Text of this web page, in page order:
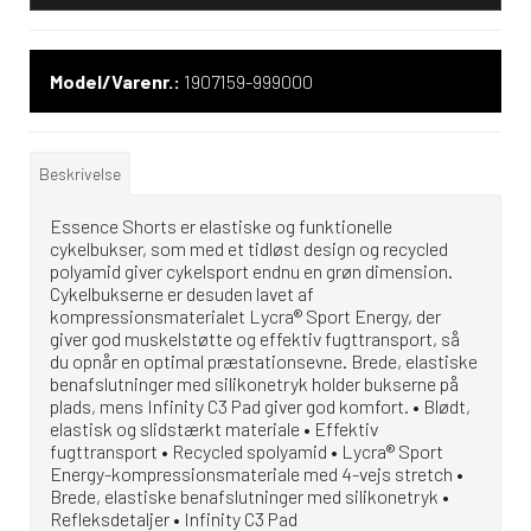
Model/Varenr.: 1907159-999000
Beskrivelse
Essence Shorts er elastiske og funktionelle
cykelbukser, som med et tidløst design og recycled
polyamid giver cykelsport endnu en grøn dimension.
Cykelbukserne er desuden lavet af
kompressionsmaterialet Lycra® Sport Energy, der
giver god muskelstøtte og effektiv fugttransport, så
du opnår en optimal præstationsevne. Brede, elastiske
benafslutninger med silikonetryk holder bukserne på
plads, mens Infinity C3 Pad giver god komfort. • Blødt,
elastisk og slidstærkt materiale • Effektiv
fugttransport • Recycled spolyamid • Lycra® Sport
Energy-kompressionsmateriale med 4-vejs stretch •
Brede, elastiske benafslutninger med silikonetryk •
Refleksdetaljer • Infinity C3 Pad